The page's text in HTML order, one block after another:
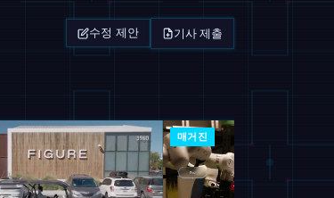
수정 제안 기사 제출
매거진